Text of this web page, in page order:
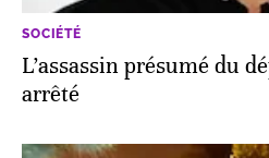
SOCIÉTÉ
L’assassin présumé du
arrêté